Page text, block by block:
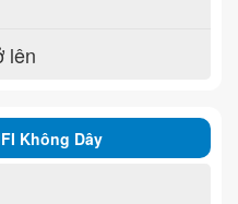
lên
Không Dây